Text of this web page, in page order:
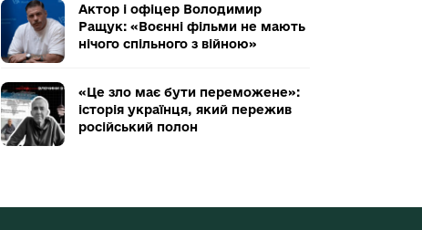
Актор і офіцер Володимир
Ращук: «Воєнні фільми не мають
нічого спільного з війною»
«Це зло має бути переможене»:
історія українця, який пережив
російський полон